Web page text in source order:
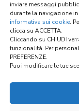
inviare messaggi
durante la navigazione
informativa sui cookie.
clicca su ACCETTA.
Cliccando su CHIUDI
funzionalità. Per
PREFERENZE.
Puoi modificare le tue
Lista de
Enlaces: